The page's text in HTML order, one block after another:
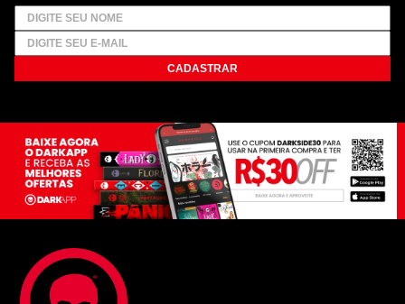
CADASTRAR